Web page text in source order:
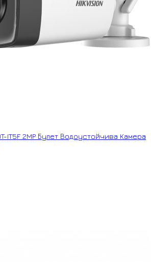
IT5F 2MP Булет Водоустойчива Камера